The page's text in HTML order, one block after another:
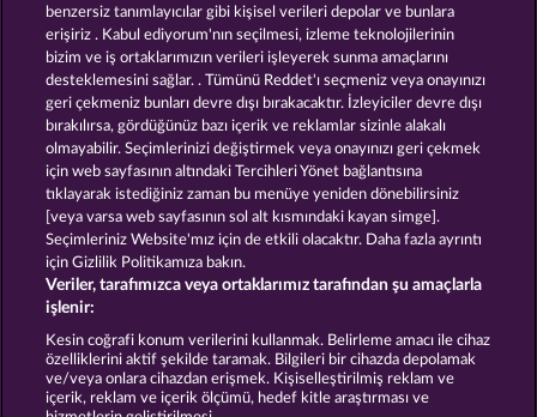
PALACE OF TREASURES JACK POTTER & THE BOOK OF DYNASTIES 6
Hüküm ve Koşullar Gizlilik Beyanı Künye
Şirket SSS Ortaklık programı Facebook
İptal talebini gönder
benzersiz tanımlayıcılar gibi kişisel verileri depolar ve bunlara
erişiriz . Kabul ediyorum'nın seçilmesi, izleme teknolojilerinin
bizim ve iş ortaklarımızın verileri işleyerek sunma amaçlarını
desteklemesini sağlar. . Tümünü Reddet'ı seçmeniz veya onayınızı
geri çekmeniz bunları devre dışı bırakacaktır. İzleyiciler devre dışı
bırakılırsa, gördüğünüz bazı içerik ve reklamlar sizinle alakalı
olmayabilir. Seçimlerinizi değiştirmek veya onayınızı geri çekmek
için web sayfasının altındaki Tercihleri Yönet bağlantısına
tıklayarak istediğiniz zaman bu menüye yeniden dönebilirsiniz
[veya varsa web sayfasının sol alt kısmındaki kayan simge].
Seçimleriniz Website'mız için de etkili olacaktır. Daha fazla ayrıntı
için Gizlilik Politikamıza bakın.
Veriler, tarafımızca veya ortaklarımız tarafından şu amaçlarla
işlenir:
Kesin coğrafi konum verilerini kullanmak. Belirleme amacı ile cihaz
özelliklerini aktif şekilde taramak. Bilgileri bir cihazda depolamak
ve/veya onlara cihazdan erişmek. Kişiselleştirilmiş reklam ve
içerik, reklam ve içerik ölçümü, hedef kitle araştırması ve